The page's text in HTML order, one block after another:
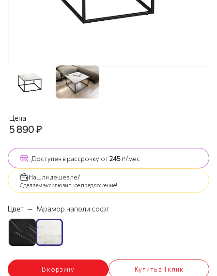
Цена
5 890₽
Доступен в рассрочку от245₽/мес
Нашли дешевле?
Сделаем эксклюзивное предложение!
Цвет — Мрамор наполи софт
В корзину Купить в 1 клик